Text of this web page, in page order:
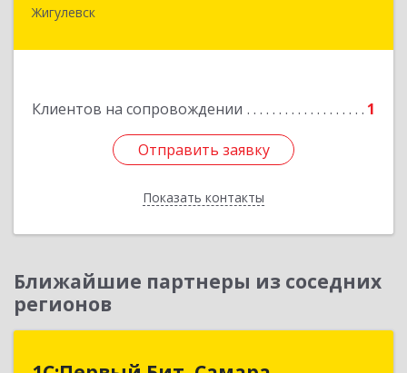
Жигулевск
Клиентов на сопровождении 1
Отправить заявку
Показать контакты
445350, Самарская обл., Жигулевск, ул.Пушкина,
Отправить заявку
Назад
Ближайшие партнеры из соседних
регионов
1С:Первый Бит, Самара